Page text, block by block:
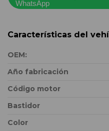
Características del
OEM:
Año fabricación
Código motor
Bastidor
Color